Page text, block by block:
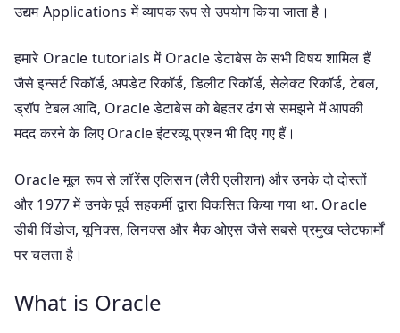
उद्यम Applications में व्यापक रूप से उपयोग किया जाता है।
हमारे Oracle tutorials में Oracle डेटाबेस के सभी विषय शामिल हैं
जैसे इन्सर्ट रिकॉर्ड, अपडेट रिकॉर्ड, डिलीट रिकॉर्ड, सेलेक्ट रिकॉर्ड, टेबल,
ड्रॉप टेबल आदि, Oracle डेटाबेस को बेहतर ढंग से समझने में आपकी
मदद करने के लिए Oracle इंटरव्यू प्रश्न भी दिए गए हैं।
Oracle मूल रूप से लॉरेंस एलिसन (लैरी एलीशन) और उनके दो दोस्तों
और 1977 में उनके पूर्व सहकर्मी द्वारा विकसित किया गया था. Oracle
डीबी विंडोज, यूनिक्स, लिनक्स और मैक ओएस जैसे सबसे प्रमुख प्लेटफार्मों
पर चलता है।
What is Oracle